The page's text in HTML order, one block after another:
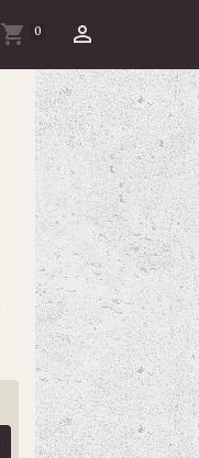
0